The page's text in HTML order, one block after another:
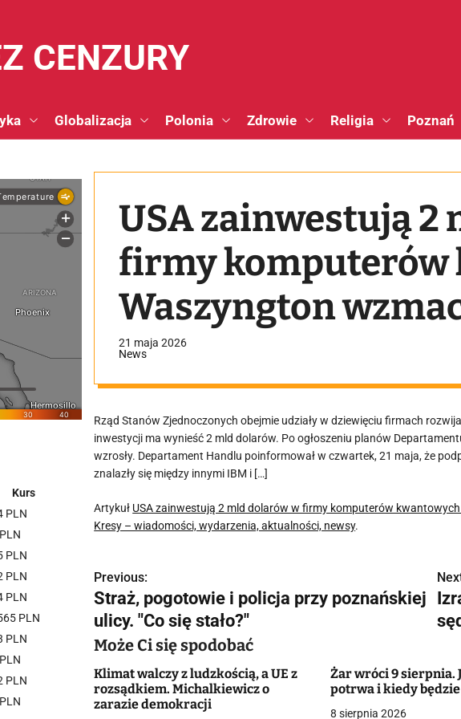
CENZURY
Globalizacja Polonia Zdrowie Religia Poznań
USA zainwestują 2
firmy komputerów
Waszyngton
sektor
21 maja 2026
News
Rząd Stanów Zjednoczonych obejmie udziały w dziewięciu firmach
inwestycji ma wynieść 2 mld dolarów. Po ogłoszeniu planów
wzrosły. Departament Handlu poinformował w czwartek, 21 maja, że
znalazły się między innymi IBM i […]
Artykuł USA zainwestują 2 mld dolarów w firmy komputerów
Kresy – wiadomości, wydarzenia, aktualności, newsy.
N
a
w
i
g
Previous:
Straż, pogotowie i policja przy poznańskiej
ulicy. "Co się stało?"
Może Ci się spodobać
Klimat walczy z ludzkością, a UE z
rozsądkiem. Michalkiewicz o
zarazie demokracji
Żar wróci 9 sierpnia.
potrwa i kiedy
8 sierpnia 2026
Kurs
PLN
PLN
PLN
PLN
PLN
PLN
PLN